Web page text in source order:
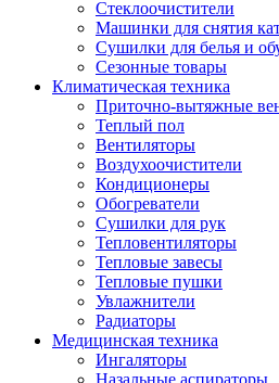
Саундбары
Системы и
Плееры и
Плееры
Фото и
Зеркальные
Экшн-камеры
Аксессуары
Стеклоочистители
Машинки для снятия
Сушилки для белья и
Сезонные товары
Климатическая техника
Приточно-вытяжные
Теплый пол
Вентиляторы
Воздухоочистители
Кондиционеры
Обогреватели
Сушилки для рук
Тепловентиляторы
Тепловые завесы
Тепловые пушки
Увлажнители
Радиаторы
Медицинская техника
Ингаляторы
Назальные аспираторы